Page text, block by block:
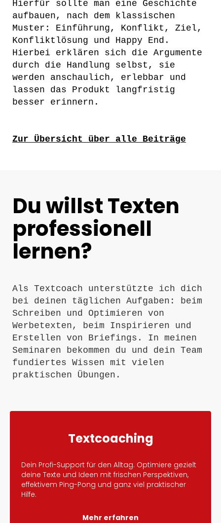
Hierfür sollte man eine Geschichte
aufbauen, nach dem klassischen
Muster: Einführung, Konflikt, Ziel,
Konfliktlösung und Happy End.
Hierbei erklären sich die Argumente
durch die Handlung selbst, sie
werden anschaulich, erlebbar und
lassen das Produkt langfristig
besser erinnern.
Zur Übersicht über alle Beiträge
Du willst Texten
professionell
lernen?
Als Textcoach unterstützte ich dich
bei deinen täglichen Aufgaben: beim
Schreiben und Optimieren von
Werbetexten, beim Inspirieren und
Erstellen von Briefings. In meinen
Seminaren bekommen du und dein Team
fundiertes Wissen mit vielen
praktischen Übungen.
Textcoaching
Dein Profi-Support für den Alltag. Optimiere gezielt
deine Texte und Ideen mit frischen Perspektiven,
effektivem Ping-Pong und ganz viel praktischer
Hilfe.
Mehr erfahren